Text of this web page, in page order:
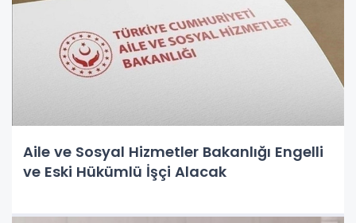
Aile ve Sosyal Hizmetler Bakanlığı Engelli
ve Eski Hükümlü İşçi Alacak